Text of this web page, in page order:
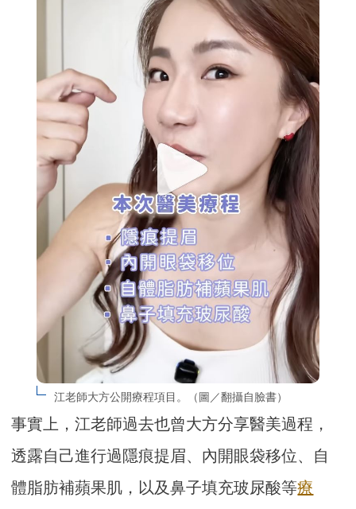
江老師大方公開療程項目。（圖／翻攝自臉書）
事實上，江老師過去也曾大方分享醫美過程，
透露自己進行過隱痕提眉、內開眼袋移位、自
體脂肪補蘋果肌，以及鼻子填充玻尿酸等療